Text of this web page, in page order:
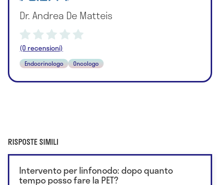
Dr. Andrea De Matteis
(0 recensioni)
Endocrinologo Oncologo
RISPOSTE SIMILI
Intervento per linfonodo: dopo quanto
tempo posso fare la PET?